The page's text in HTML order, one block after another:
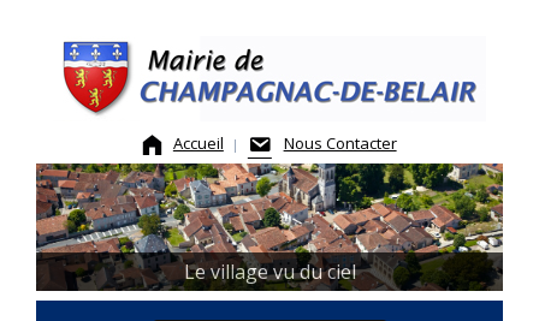
content
Accueil Nous Contacter
Le village vu du ciel